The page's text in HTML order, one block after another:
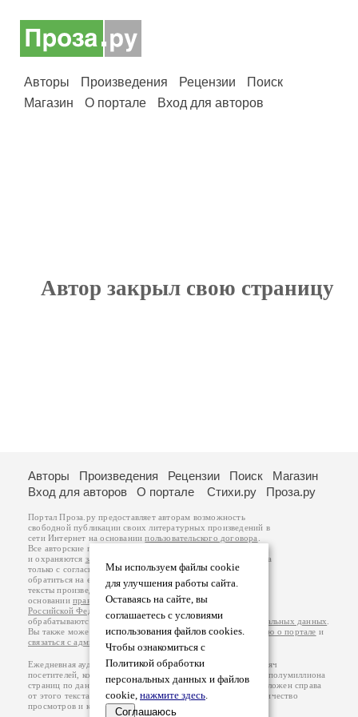
Авторы Произведения Рецензии
Поиск
Магазин
О портале Вход для авторов
Автор закрыл свою страницу
Мы используем файлы cookie
для улучшения работы сайта.
Оставаясь на сайте, вы
соглашаетесь с условиями
использования файлов cookies.
Чтобы ознакомиться с
Политикой обработки
персональных данных и файлов
cookie, нажмите здесь.
Соглашаюсь
Авторы Произведения Рецензии Поиск
Магазин
Вход для авторов
О портале Стихи.ру Проза.ру
Портал Проза.ру предоставляет авторам возможность
свободной публикации своих литературных произведений в
сети Интернет на основаниипользовательского договора
Все авторские права на произведения принадлежат авторам
и охраняются законом
. Перепечатка произведений возможна
только с согласия его автора, к которому вы можете
обратиться на его авторской странице. Ответственность за
тексты произведений авторы несут самостоятельно на
основанииправил публикацииизаконодательства
Российской Федерации
обрабатываются на основанииПолитики обработки персональных данных
Вы также можете посмотреть более подробнуюинформацию о портале и
связаться с администрацией
Ежедневная аудитория портала Проза.ру – порядка 100 тысяч
посетителей, которые в общей сумме просматривают более полумиллиона
страниц по данным счетчика посещаемости, который расположен справа
от этого текста. В каждой графе указано по две цифры: количество
просмотров и количество посетителей.